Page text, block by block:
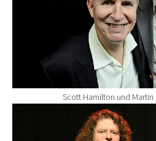
Scott Hamilton und Martin
Show larger version for: